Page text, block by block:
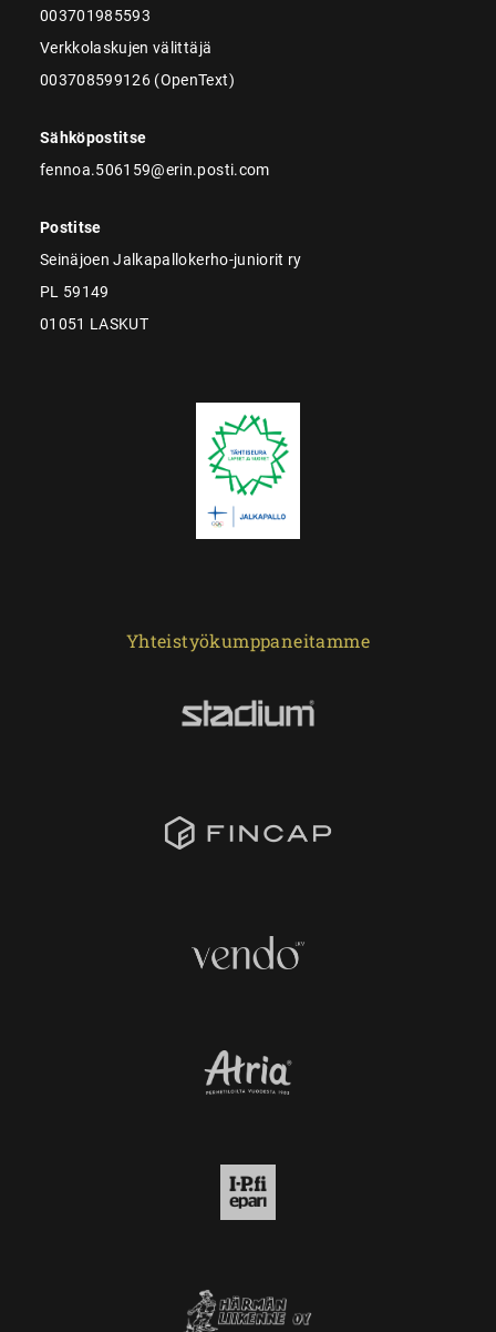
003701985593
Verkkolaskujen välittäjä
003708599126 (OpenText)
Sähköpostitse
fennoa.506159@erin.posti.com
Postitse
Seinäjoen Jalkapallokerho-juniorit ry
PL 59149
01051 LASKUT
Yhteistyökumppaneitamme